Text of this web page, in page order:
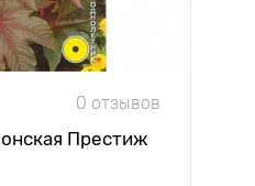
0 отзывов
Престиж